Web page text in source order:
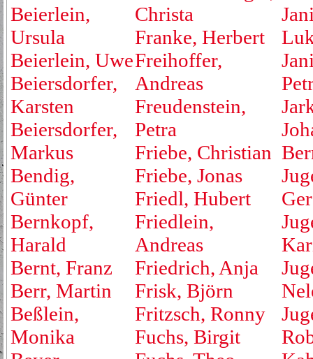
Beierlein,
Ursula
Beierlein, Uwe
Beiersdorfer,
Karsten
Beiersdorfer,
Markus
Bendig,
Günter
Bernkopf,
Harald
Bernt, Franz
Berr, Martin
Beßlein,
Monika
Christa
Franke, Herbert
Freihoffer,
Andreas
Freudenstein,
Petra
Friebe, Christian
Friebe, Jonas
Friedl, Hubert
Friedlein,
Andreas
Friedrich, Anja
Frisk, Björn
Fritzsch, Ronny
Fuchs, Birgit